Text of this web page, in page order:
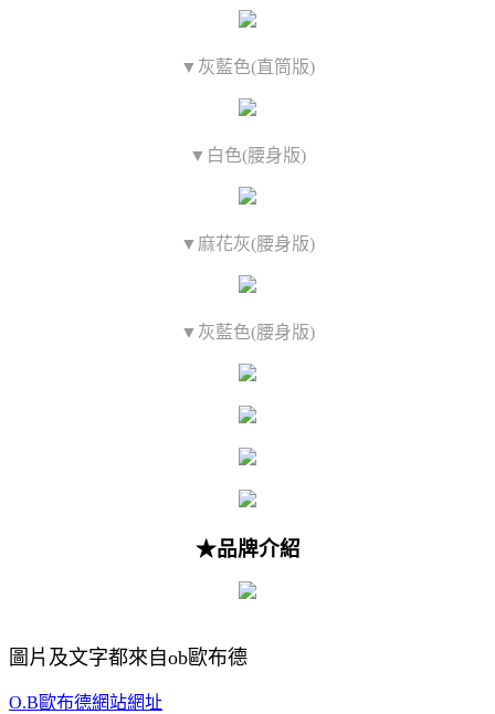
▼灰藍色(直筒版)
▼白色(腰身版)
▼麻花灰(腰身版)
▼灰藍色(腰身版)
★品牌介紹
圖片及文字都來自ob歐布德
O.B歐布德網站網址